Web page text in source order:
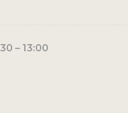
– 13:00